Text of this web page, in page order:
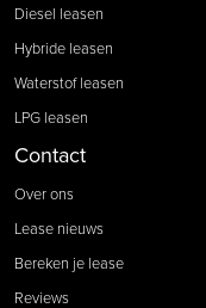
Diesel leasen
Hybride leasen
Waterstof leasen
LPG leasen
Contact
Over ons
Lease nieuws
Bereken je lease
Reviews